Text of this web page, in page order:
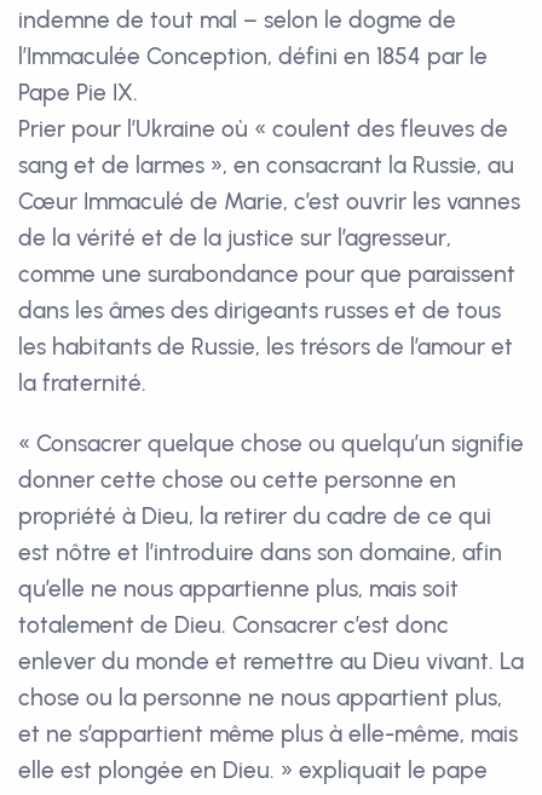
indemne de tout mal – selon le dogme de
l’Immaculée Conception, défini en 1854 par le
Pape Pie IX.
Prier pour l’Ukraine où « coulent des fleuves de
sang et de larmes », en consacrant la Russie, au
Cœur Immaculé de Marie, c’est ouvrir les vannes
de la vérité et de la justice sur l’agresseur,
comme une surabondance pour que paraissent
dans les âmes des dirigeants russes et de tous
les habitants de Russie, les trésors de l’amour et
la fraternité.
« Consacrer quelque chose ou quelqu’un signifie
donner cette chose ou cette personne en
propriété à Dieu, la retirer du cadre de ce qui
est nôtre et l’introduire dans son domaine, afin
qu’elle ne nous appartienne plus, mais soit
totalement de Dieu. Consacrer c’est donc
enlever du monde et remettre au Dieu vivant. La
chose ou la personne ne nous appartient plus,
et ne s’appartient même plus à elle-même, mais
elle est plongée en Dieu. » expliquait le pape